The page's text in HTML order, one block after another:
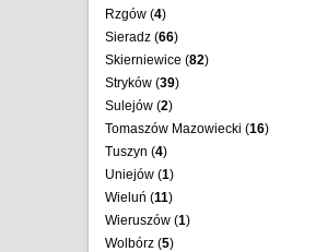
Rzgów (4)
Sieradz (66)
Skierniewice (82)
Stryków (39)
Sulejów (2)
Tomaszów Mazowiecki (16)
Tuszyn (4)
Uniejów (1)
Wieluń (11)
Wieruszów (1)
Wolbórz (5)